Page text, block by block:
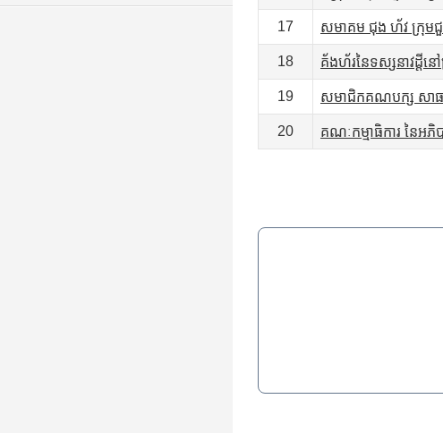
17 សមាគម ជុង ហ័វ ក្រុម
18 គ័ងហ័រនៃទស្សនាវដ្តីនៅ
19 សមាជិកគណបក្ស សាធ
20 គណៈកម្មាធិការ នៃអ